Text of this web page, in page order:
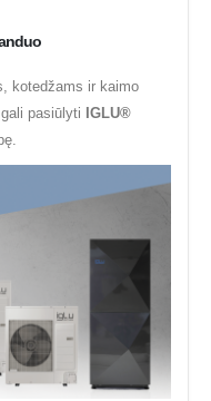
kotedžams ir kaimo
pasiūlyti IGLU®